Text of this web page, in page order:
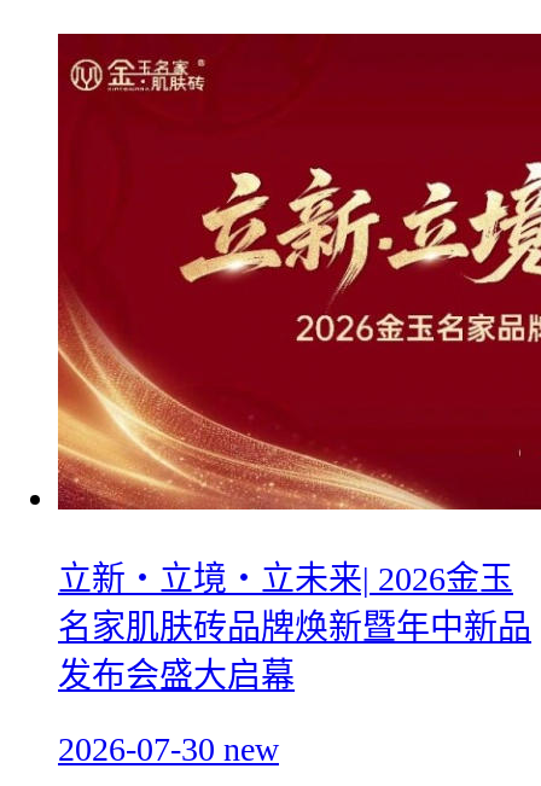
立新・立境・立未来| 2026金玉
名家肌肤砖品牌焕新暨年中新品
发布会盛大启幕
2026-07-30 new